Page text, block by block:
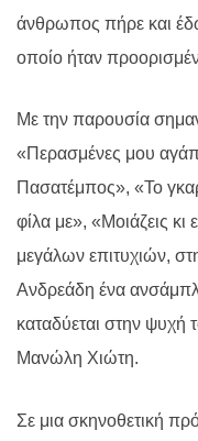
άνθρωπος πήρε και
οποίο ήταν
Με την παρουσία
«Περασμένες μου
Πασατέμπος», «Το
φίλα με», «Μοιάζεις
μεγάλων επιτυχιών,
Ανδρεάδη ένα
καταδύεται στην ψυχή
Μανώλη Χιώτη.
Σε μια σκηνοθετική